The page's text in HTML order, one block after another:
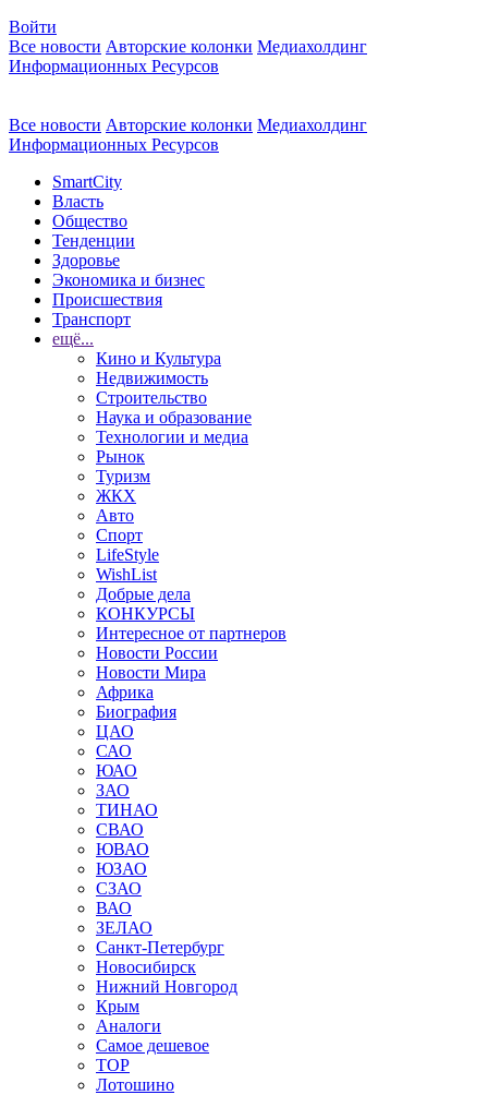
Войти
Все новости Авторские колонки Медиахолдинг
Информационных Ресурсов
Все новости Авторские колонки Медиахолдинг
Информационных Ресурсов
SmartCity
Власть
Общество
Тенденции
Здоровье
Экономика и бизнес
Происшествия
Транспорт
ещё...
Кино и Культура
Недвижимость
Строительство
Наука и образование
Технологии и медиа
Рынок
Туризм
ЖКХ
Авто
Спорт
LifeStyle
WishList
Добрые дела
КОНКУРСЫ
Интересное от партнеров
Новости России
Новости Мира
Африка
Биография
ЦАО
САО
ЮАО
ЗАО
ТИНАО
СВАО
ЮВАО
ЮЗАО
СЗАО
ВАО
ЗЕЛАО
Санкт-Петербург
Новосибирск
Нижний Новгород
Крым
Аналоги
Самое дешевое
TOP
Лотошино